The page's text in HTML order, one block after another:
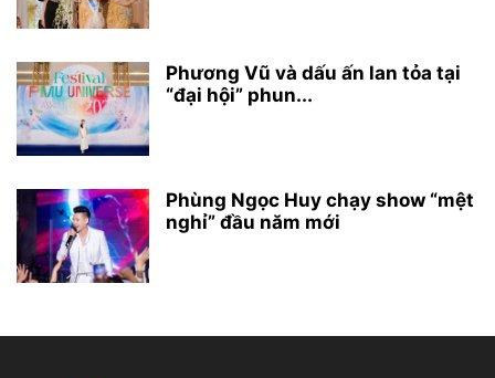
Phương Vũ và dấu ấn lan tỏa tại
“đại hội” phun...
Phùng Ngọc Huy chạy show “mệt
nghỉ” đầu năm mới